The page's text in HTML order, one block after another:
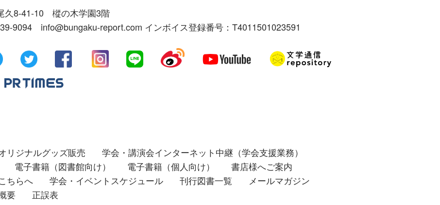
久8-41-10 樅の木学園3階
9094 info@bungaku-report.com インボイス登録番号：T4011501023591
リジナルグッズ販売
学会・講演会インターネット中継（学会支援業務）
電子書籍（図書館向け） 電子書籍（個人向け）
書店様へご案内
ちらへ 学会・イベントスケジュール 刊行図書一覧
メールマガジン
要 正誤表